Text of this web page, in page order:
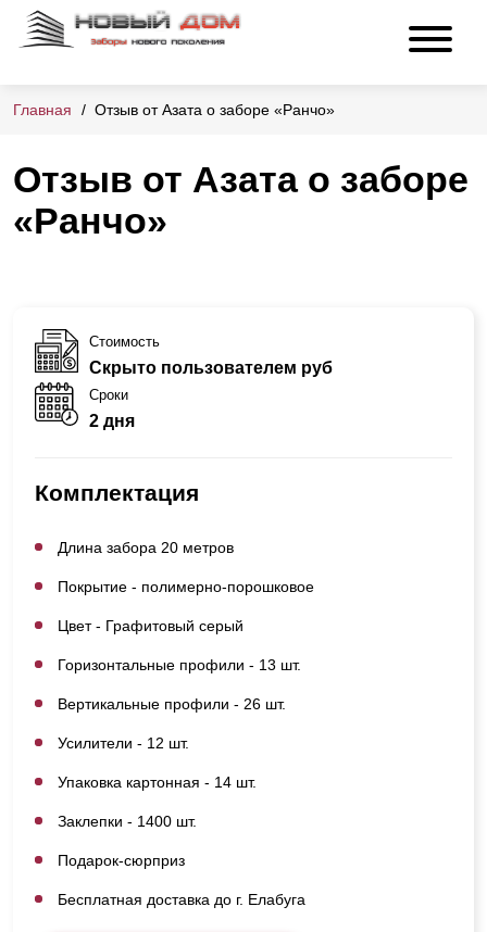
Главная Отзыв от Азата о заборе «Ранчо»
Отзыв от Азата о заборе
«Ранчо»
Стоимость
Скрыто пользователем руб
Сроки
2 дня
Комплектация
Длина забора 20 метров
Покрытие - полимерно-порошковое
Цвет - Графитовый серый
Горизонтальные профили - 13 шт.
Вертикальные профили - 26 шт.
Усилители - 12 шт.
Упаковка картонная - 14 шт.
Заклепки - 1400 шт.
Подарок-сюрприз
Бесплатная доставка до г. Елабуга